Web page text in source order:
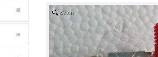
Zoom